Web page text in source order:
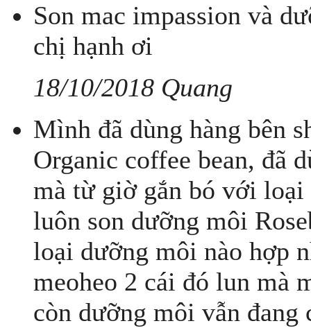
Son mac impassion và
chị hạnh ơi
18/10/2018 Quang
Mình đã dùng hàng bên
Organic coffee bean, đã
mà từ giờ gắn bó với
luôn son dưỡng môi
loại dưỡng môi nào hợp
meoheo 2 cái đó lun mà
còn dưỡng môi vẫn đang